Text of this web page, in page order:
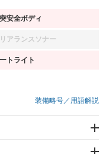
安全ボディ
備あり
アランスソナー
備なし
トライト
備あり
装備略号／用語解説